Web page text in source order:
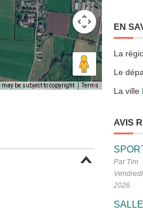
may be subject to copyright Terms
EN
La
Le
La ville
AVIS
Par Tim
2026